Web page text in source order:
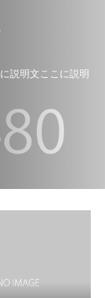
説明文ここに説明